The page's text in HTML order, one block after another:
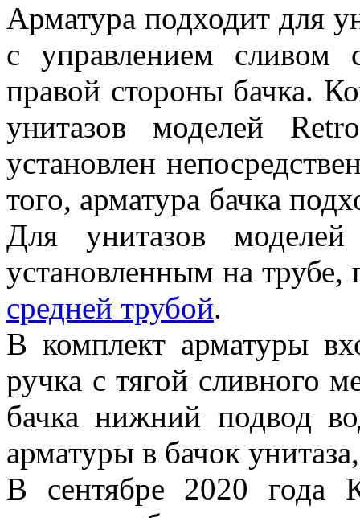
Арматура подходит для
с управлением
правой стороны бачка.
унитазов моделей
установлен
того, арматура бачка
Для унитазов
установленным на трубе,
средней трубой.
В комплект арматуры
ручка с тягой сливного
бачка нижний подвод
арматуры в бачок
В сентябре 2020 года